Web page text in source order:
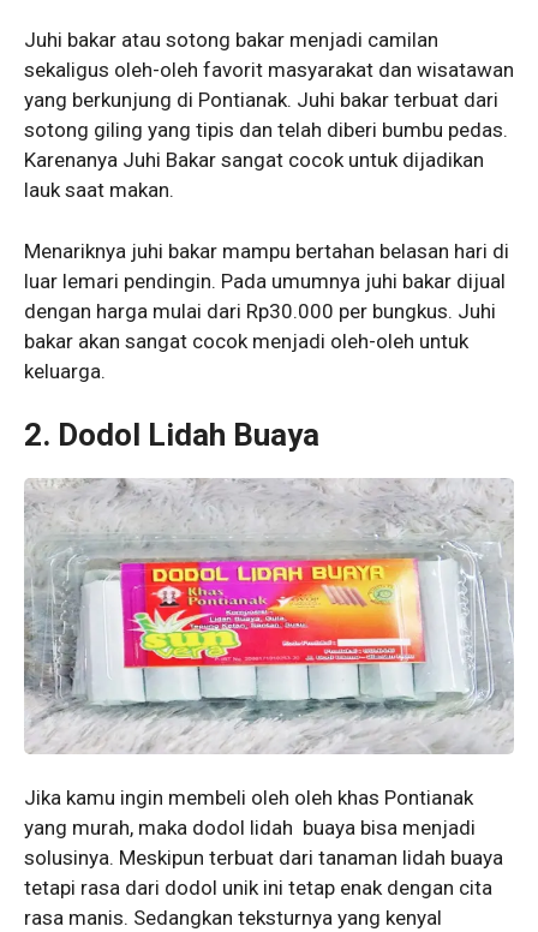
Juhi bakar atau sotong bakar menjadi camilan
sekaligus oleh-oleh favorit masyarakat dan wisatawan
yang berkunjung di Pontianak. Juhi bakar terbuat dari
sotong giling yang tipis dan telah diberi bumbu pedas.
Karenanya Juhi Bakar sangat cocok untuk dijadikan
lauk saat makan.
Menariknya juhi bakar mampu bertahan belasan hari di
luar lemari pendingin. Pada umumnya juhi bakar dijual
dengan harga mulai dari Rp30.000 per bungkus. Juhi
bakar akan sangat cocok menjadi oleh-oleh untuk
keluarga.
2. Dodol Lidah Buaya
Jika kamu ingin membeli oleh oleh khas Pontianak
yang murah, maka dodol lidah buaya bisa menjadi
solusinya. Meskipun terbuat dari tanaman lidah buaya
tetapi rasa dari dodol unik ini tetap enak dengan cita
rasa manis. Sedangkan teksturnya yang kenyal